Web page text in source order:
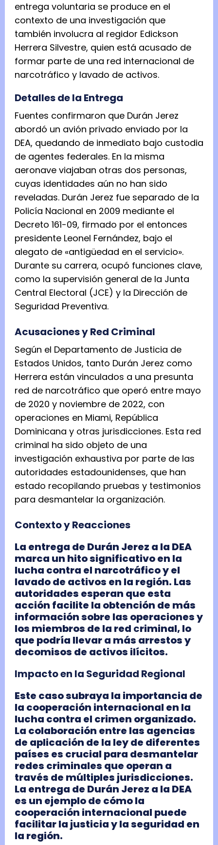
entrega voluntaria se produce en el
contexto de una investigación que
también involucra al regidor Edickson
Herrera Silvestre, quien está acusado de
formar parte de una red internacional de
narcotráfico y lavado de activos.
Detalles de la Entrega
Fuentes confirmaron que Durán Jerez
abordó un avión privado enviado por la
DEA, quedando de inmediato bajo custodia
de agentes federales. En la misma
aeronave viajaban otras dos personas,
cuyas identidades aún no han sido
reveladas. Durán Jerez fue separado de la
Policía Nacional en 2009 mediante el
Decreto 161-09, firmado por el entonces
presidente Leonel Fernández, bajo el
alegato de «antigüedad en el servicio».
Durante su carrera, ocupó funciones clave,
como la supervisión general de la Junta
Central Electoral (JCE) y la Dirección de
Seguridad Preventiva.
Acusaciones y Red Criminal
Según el Departamento de Justicia de
Estados Unidos, tanto Durán Jerez como
Herrera están vinculados a una presunta
red de narcotráfico que operó entre mayo
de 2020 y noviembre de 2022, con
operaciones en Miami, República
Dominicana y otras jurisdicciones. Esta red
criminal ha sido objeto de una
investigación exhaustiva por parte de las
autoridades estadounidenses, que han
estado recopilando pruebas y testimonios
para desmantelar la organización.
Contexto y Reacciones
La entrega de Durán Jerez a la DEA
marca un hito significativo en la
lucha contra el narcotráfico y el
lavado de activos en la región. Las
autoridades esperan que esta
acción facilite la obtención de más
información sobre las operaciones y
los miembros de la red criminal, lo
que podría llevar a más arrestos y
decomisos de activos ilícitos.
Impacto en la Seguridad Regional
Este caso subraya la importancia de
la cooperación internacional en la
lucha contra el crimen organizado.
La colaboración entre las agencias
de aplicación de la ley de diferentes
países es crucial para desmantelar
redes criminales que operan a
través de múltiples jurisdicciones.
La entrega de Durán Jerez a la DEA
es un ejemplo de cómo la
cooperación internacional puede
facilitar la justicia y la seguridad en
la región.